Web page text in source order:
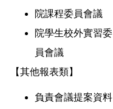
院課程委員會議
院學生校外實習委
員會議
【其他報表類】
負責會議提案資料